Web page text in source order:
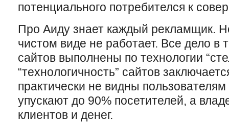
потенциального потребителся к
Про Аиду знает каждый рекламщик.
чистом виде не работает. Все дело в
сайтов выполнены по технологии
“технологичность” сайтов
практически не видны
упускают до 90% посетителей, а
клиентов и денег.